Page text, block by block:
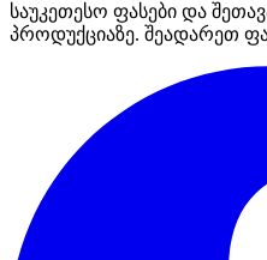
საუკეთესო ფასები და
პროდუქციაზე. შეადარეთ